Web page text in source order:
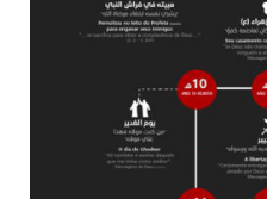
ministro das
República Islâmica
Na noite da quinta-feira, 03
Brasil recebeu em sua sede,
Relações Exteriores da
Kharrazi, que encontra-se